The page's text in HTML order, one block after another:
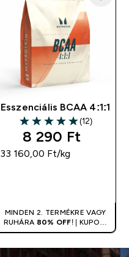
Esszenciális BCAA 4:1:1
4.92 out of 5 stars
(12)
8 290 Ft‎
33 160,00 Ft‎/kg
MINDEN 2. TERMÉKRE VAGY
RUHÁRA 80% OFF! | KUPON:
DUPLA